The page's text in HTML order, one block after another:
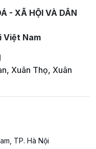
- XÃ HỘI VÀ DÂN
Việt Nam
Xuân Thọ, Xuân
TP. Hà Nội